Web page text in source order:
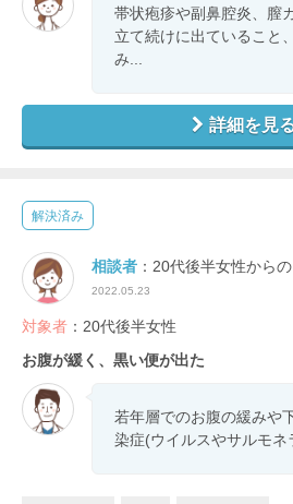
帯状疱疹や副鼻腔炎、膣
立て続けに出ていること
み...
詳細を見
解決済み
相談者 ：20代後半女性から
2022.05.23
対象者 ：20代後半女性
お腹が緩く、黒い便が出た
若年層でのお腹の緩みや
染症(ウイルスやサルモネ